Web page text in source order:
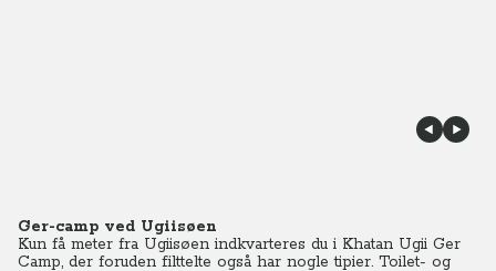
Ger-camp ved Ugiisøen
Kun få meter fra Ugiisøen indkvarteres du i Khatan Ugii Ger
Camp, der foruden filttelte også har nogle tipier. Toilet- og